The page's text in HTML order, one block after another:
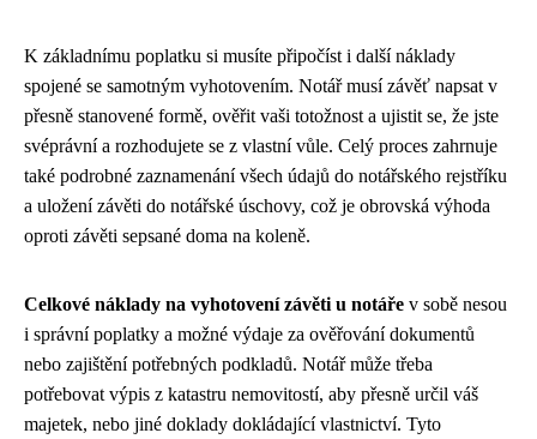
K základnímu poplatku si musíte připočíst i další náklady
spojené se samotným vyhotovením. Notář musí závěť napsat v
přesně stanovené formě, ověřit vaši totožnost a ujistit se, že jste
svéprávní a rozhodujete se z vlastní vůle. Celý proces zahrnuje
také podrobné zaznamenání všech údajů do notářského rejstříku
a uložení závěti do notářské úschovy, což je obrovská výhoda
oproti závěti sepsané doma na koleně.
Celkové náklady na vyhotovení závěti u notáře v sobě nesou
i správní poplatky a možné výdaje za ověřování dokumentů
nebo zajištění potřebných podkladů. Notář může třeba
potřebovat výpis z katastru nemovitostí, aby přesně určil váš
majetek, nebo jiné doklady dokládající vlastnictví. Tyto